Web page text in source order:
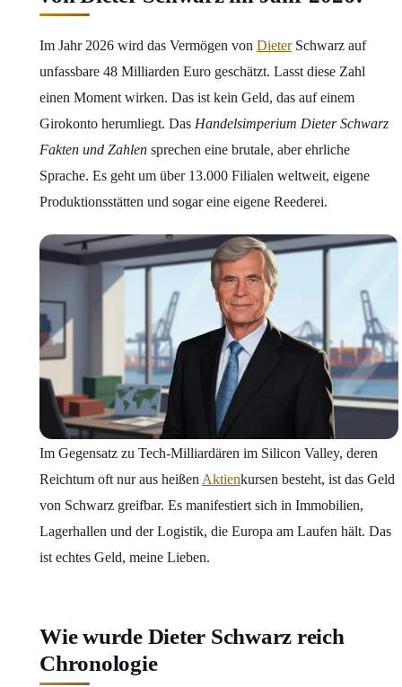
Im Jahr 2026 wird das Vermögen von DieterSchwarz auf
unfassbare 48 Milliarden Euro geschätzt. Lasst diese Zahl
einen Moment wirken. Das ist kein Geld, das auf einem
Girokonto herumliegt. Das Handelsimperium Dieter Schwarz
Fakten und Zahlen sprechen eine brutale, aber ehrliche
Sprache. Es geht um über 13.000 Filialen weltweit, eigene
Produktionsstätten und sogar eine eigene Reederei.
Im Gegensatz zu Tech-Milliardären im Silicon Valley, deren
Reichtum oft nur aus heißen Aktienkursen besteht, ist das Geld
von Schwarz greifbar. Es manifestiert sich in Immobilien,
Lagerhallen und der Logistik, die Europa am Laufen hält. Das
ist echtes Geld, meine Lieben.
Wie wurde Dieter Schwarz reich
Chronologie